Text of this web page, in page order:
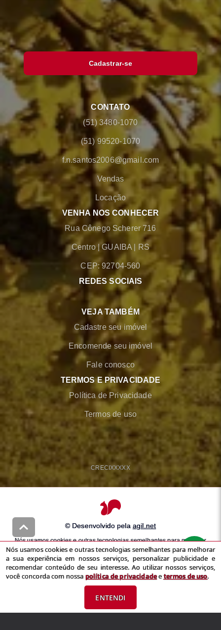
Cadastrar-se
CONTATO
(51) 3480-1070
(51) 99520-1070
f.n.santos2006@gmail.com
Vendas
Locação
VENHA NOS CONHECER
Rua Cônego Scherer 716
Centro |GUAIBA RS
CEP: 92704-560
REDES SOCIAIS
VEJA TAMBÉM
Cadastre seu imóvel
Encomende seu imóvel
Fale conosco
TERMOS E PRIVACIDADE
Política de Privacidade
Termos de uso
CRECIXXXXX
© Desenvolvido pela agil.net
Nós usamos cookies e outras tecnologias semelhantes para melhorar
a sua experiência em nossos serviços, personalizar publicidade e
recomendar conteúdo de seu interesse. Ao utilizar nossos serviços,
você concorda com nossapolítica de privacidadeetermos de uso
Nós usamos cookies e outras tecnologias semelhantes para melhorar
a sua experiência em nossos serviços, personalizar publicidade e
recomendar conteúdo de seu interesse. Ao utilizar nossos serviços,
você concorda com nossa política de privacidadeetermos de uso.
ENTENDI